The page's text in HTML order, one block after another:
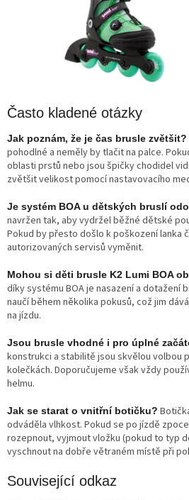
Často kladené otázky
Jak poznám, že je čas brusle zvětšit?
pohodlné a neměly by tlačit na palce.
oblasti prstů nebo jsou špičky chodidel
zvětšit velikost pomocí nastavovacího
Je systém BOA u dětských bruslí
navržen tak, aby vydržel běžné dětské
Pokud by přesto došlo k poškození lanka
autorizovaných servisů vyměnit.
Mohou si děti brusle K2 Lumi BOA
díky systému BOA je nasazení a dotažení
naučí během několika pokusů, což jim
na jízdu.
Jsou brusle vhodné i pro úplné
konstrukci a stabilitě jsou skvělou volbou
kolečkách. Doporučujeme však vždy
helmu.
Jak se starat o vnitřní botičku?
odváděla vlhkost. Pokud se po jízdě
rozepnout, vyjmout vložku (pokud to typ
vyschnout na dobře větraném místě při
Související odkaz